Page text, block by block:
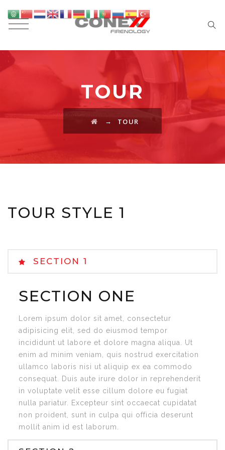
TOUR
→ TOUR
TOUR STYLE 1
SECTION 1
SECTION ONE
Lorem ipsum dolor sit amet, consectetur
adipisicing elit, sed do eiusmod tempor
incididunt ut labore et dolore magna aliqua. Ut
enim ad minim veniam, quis nostrud exercitation
ullamco laboris nisi ut aliquip ex ea commodo
consequat. Duis aute irure dolor in reprehenderit
in voluptate velit esse cillum dolore eu fugiat
nulla pariatur. Excepteur sint occaecat cupidatat
non proident, sunt in culpa qui officia deserunt
mollit anim id est laborum.